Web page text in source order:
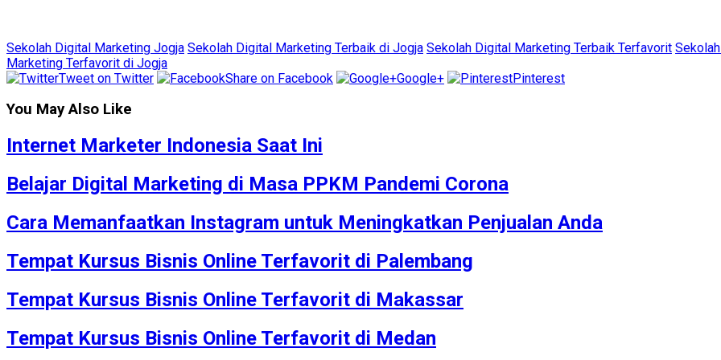
Sekolah Digital Marketing Jogja Sekolah Digital Marketing Terbaik di Jogja Sekolah Digital Marketing Terbaik Terfavorit
Marketing Terfavorit di Jogja
Tweet on Twitter
Share on Facebook Google+ Pinterest
You May Also Like
Internet Marketer Indonesia Saat Ini
Belajar Digital Marketing di Masa PPKM Pandemi Corona
Cara Memanfaatkan Instagram untuk Meningkatkan Penjualan Anda
Tempat Kursus Bisnis Online Terfavorit di Palembang
Tempat Kursus Bisnis Online Terfavorit di Makassar
Tempat Kursus Bisnis Online Terfavorit di Medan